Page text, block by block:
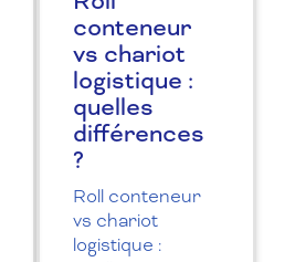
conteneur
vs chariot
logistique :
quelles
différences
?
Roll conteneur
vs chariot
logistique :